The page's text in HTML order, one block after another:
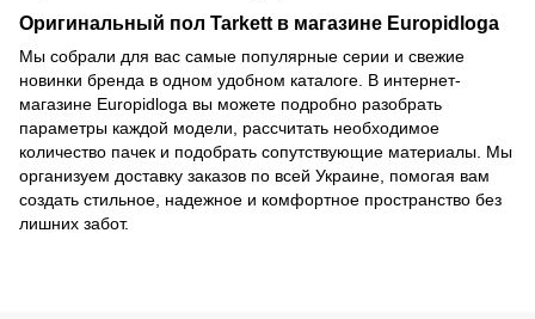
Оригинальный пол Tarkett в магазине Europidloga
Мы собрали для вас самые популярные серии и свежие
новинки бренда в одном удобном каталоге. В интернет-
магазине Europidloga вы можете подробно разобрать
параметры каждой модели, рассчитать необходимое
количество пачек и подобрать сопутствующие материалы. Мы
организуем доставку заказов по всей Украине, помогая вам
создать стильное, надежное и комфортное пространство без
лишних забот.